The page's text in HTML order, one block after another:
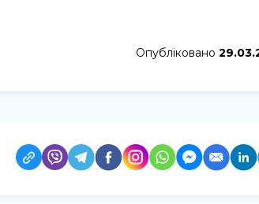
Опубліковано